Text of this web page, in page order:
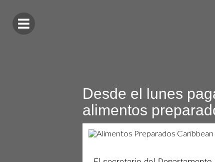
Desde el lunes
alimentos